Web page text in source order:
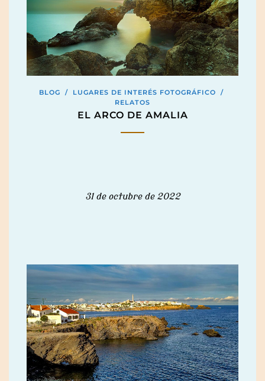
BLOG / LUGARES DE INTERÉS FOTOGRÁFICO /
RELATOS
EL ARCO DE AMALIA
31 de octubre de 2022